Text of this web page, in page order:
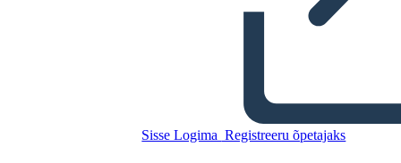
Sisse Logima Registreeru õpetajaks
Conexión de Literatura Sobre
Inmigración